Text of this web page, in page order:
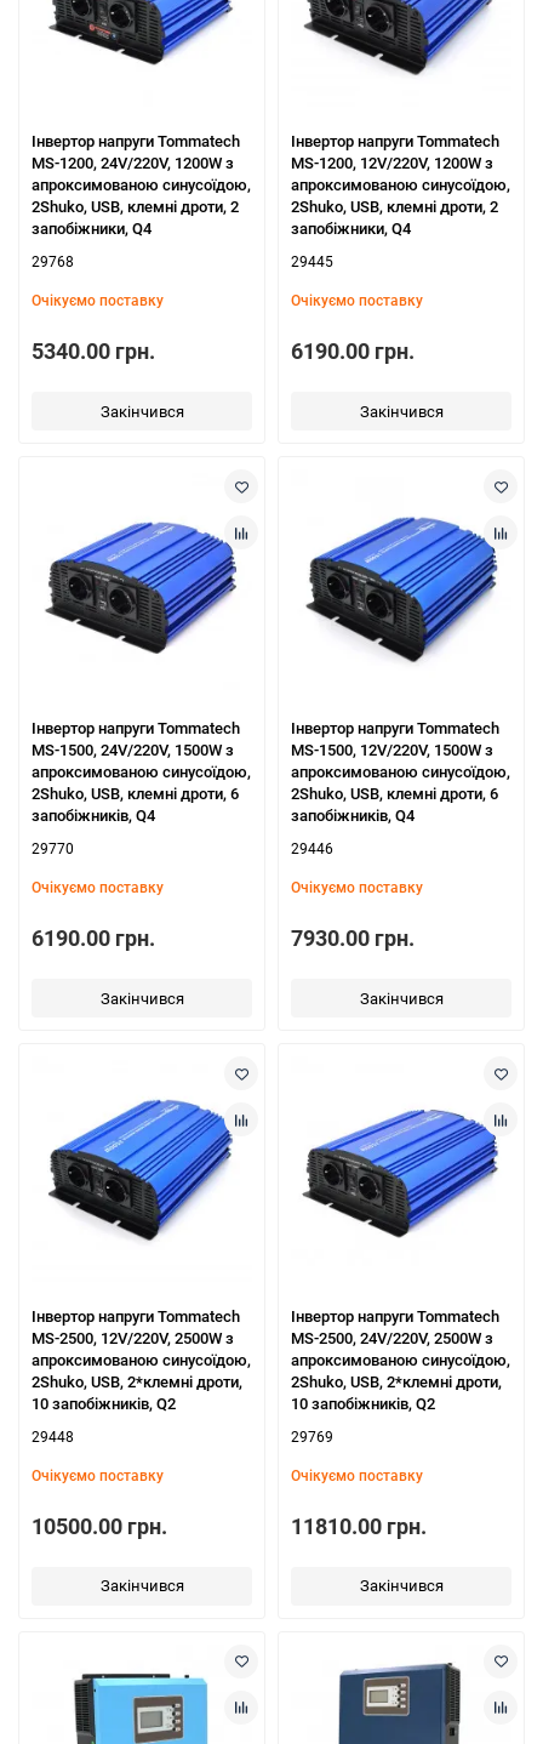
Інвертор напруги Tommatech
MS-1200, 24V/220V, 1200W з
апроксимованою синусоїдою,
2Shuko, USB, клемні дроти, 2
запобіжники, Q4
29768
Очікуємо поставку
5340.00 грн.
Закінчився
Інвертор напруги Tommatech
MS-1200, 12V/220V, 1200W з
апроксимованою синусоїдою,
2Shuko, USB, клемні дроти, 2
запобіжники, Q4
29445
Очікуємо поставку
6190.00 грн.
Закінчився
Інвертор напруги Tommatech
MS-1500, 24V/220V, 1500W з
апроксимованою синусоїдою,
2Shuko, USB, клемні дроти, 6
запобіжників, Q4
29770
Очікуємо поставку
6190.00 грн.
Закінчився
Інвертор напруги Tommatech
MS-1500, 12V/220V, 1500W з
апроксимованою синусоїдою,
2Shuko, USB, клемні дроти, 6
запобіжників, Q4
29446
Очікуємо поставку
7930.00 грн.
Закінчився
Інвертор напруги Tommatech
MS-2500, 12V/220V, 2500W з
апроксимованою синусоїдою,
2Shuko, USB, 2*клемні дроти,
10 запобіжників, Q2
29448
Очікуємо поставку
10500.00 грн.
Закінчився
Інвертор напруги Tommatech
MS-2500, 24V/220V, 2500W з
апроксимованою синусоїдою,
2Shuko, USB, 2*клемні дроти,
10 запобіжників, Q2
29769
Очікуємо поставку
11810.00 грн.
Закінчився